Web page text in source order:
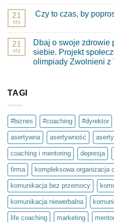
do
Wzięłam
…
–
Linkedin
Local
Szczecin
21
sty
Czy to czas, by
Czy
to
czas,
by
21
sty
Dbaj o swoje zdrowie
siebie. Projekt
olimpiady Zwolnieni z
psychiczne
–
to
inwestycja
w
siebie.
Projekt
społeczny
Światło
umysłu
w
ramach
olimpiady
Zwolnieni
z
Teorii
TAGI
#biznes #coaching #dyrektor
asertywna asertywność
coaching i mentoring depresja
firma kompleksowa organizacja
komunikacja bez przemocy
komunikacja niewerbalna
life coaching marketing